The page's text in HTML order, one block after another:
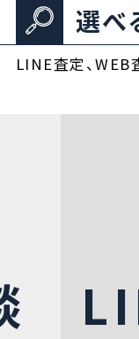
選べ
LINE査定、WEB